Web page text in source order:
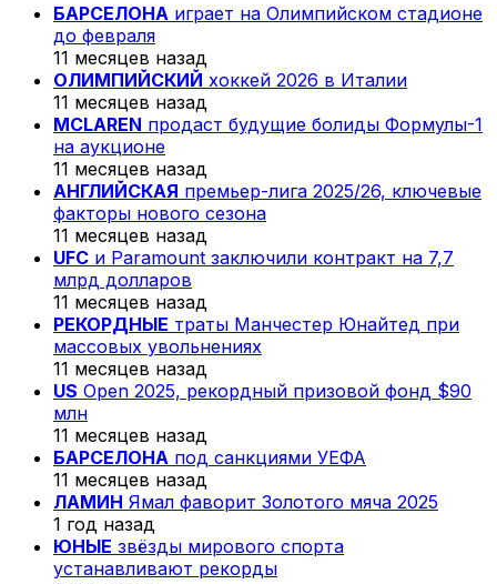
БАРСЕЛОНА играет на Олимпийском стадионе
до февраля
11 месяцев назад
ОЛИМПИЙСКИЙ хоккей 2026 в Италии
11 месяцев назад
MCLAREN продаст будущие болиды Формулы-1
на аукционе
11 месяцев назад
АНГЛИЙСКАЯ премьер-лига 2025/26, ключевые
факторы нового сезона
11 месяцев назад
UFC и Paramount заключили контракт на 7,7
млрд долларов
11 месяцев назад
РЕКОРДНЫЕ траты Манчестер Юнайтед при
массовых увольнениях
11 месяцев назад
US Open 2025, рекордный призовой фонд $90
млн
11 месяцев назад
БАРСЕЛОНА под санкциями УЕФА
11 месяцев назад
ЛАМИН Ямал фаворит Золотого мяча 2025
1 год назад
ЮНЫЕ звёзды мирового спорта
устанавливают рекорды